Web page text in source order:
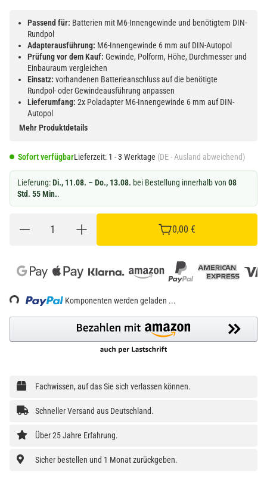
Passend für: Batterien mit M6-Innengewinde und benötigtem DIN-
Rundpol
Adapterausführung: M6-Innengewinde 6 mm auf DIN-Autopol
Prüfung vor dem Kauf: Gewinde, Polform, Höhe, Durchmesser und
Einbauraum vergleichen
Einsatz: vorhandenen Batterieanschluss auf die benötigte
Rundpol- oder Gewindeausführung anpassen
Lieferumfang: 2x Poladapter M6-Innengewinde 6 mm auf DIN-
Autopol
Mehr Produktdetails
Sofort verfügbarLieferzeit: 1 - 3 Werktage (DE - Ausland abweichend)
Lieferung:Di., 11.08. – Do., 13.08. bei Bestellung innerhalb von 08
Std. 55 Min..
0,00 €
Loading... Komponenten werden geladen ...
Fachwissen, auf das Sie sich verlassen können.
Schneller Versand aus Deutschland.
Über 25 Jahre Erfahrung.
Sicher bestellen und 1 Monat zurückgeben.